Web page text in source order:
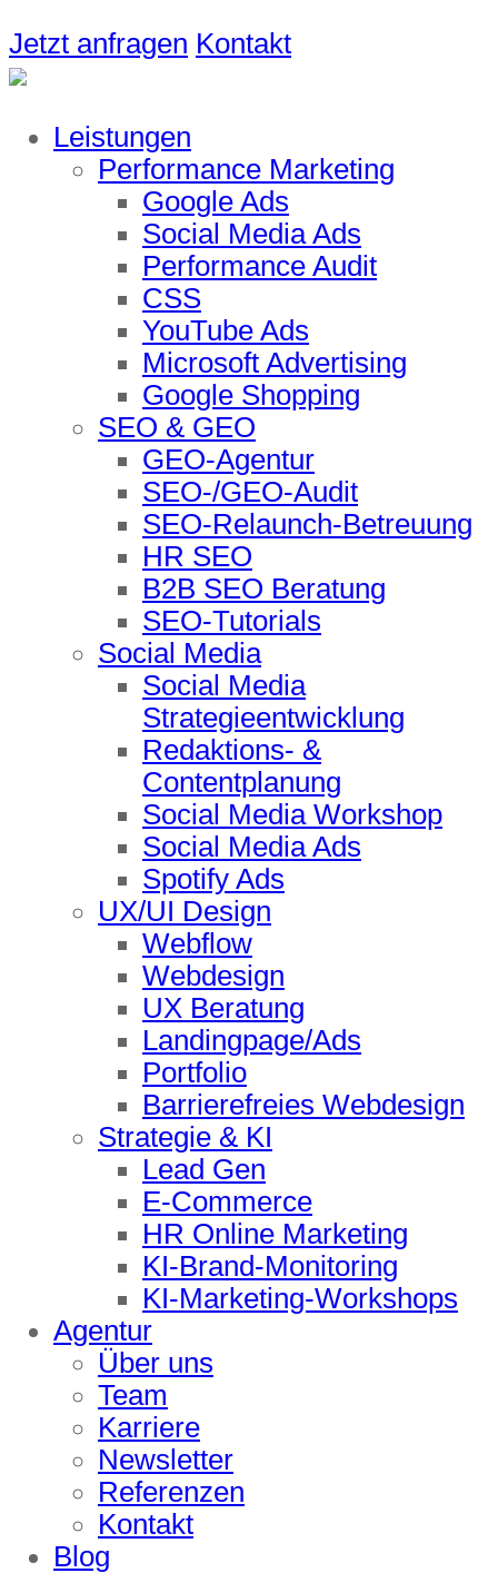
Jetzt anfragen Kontakt
Leistungen
Performance Marketing
Google Ads
Social Media Ads
Performance Audit
CSS
YouTube Ads
Microsoft Advertising
Google Shopping
SEO & GEO
GEO-Agentur
SEO-/GEO-Audit
SEO-Relaunch-Betreuung
HR SEO
B2B SEO Beratung
SEO-Tutorials
Social Media
Social Media
Strategieentwicklung
Redaktions- &
Contentplanung
Social Media Workshop
Social Media Ads
Spotify Ads
UX/UI Design
Webflow
Webdesign
UX Beratung
Landingpage/Ads
Portfolio
Barrierefreies Webdesign
Strategie & KI
Lead Gen
E-Commerce
HR Online Marketing
KI-Brand-Monitoring
KI-Marketing-Workshops
Agentur
Über uns
Team
Karriere
Newsletter
Referenzen
Kontakt
Blog